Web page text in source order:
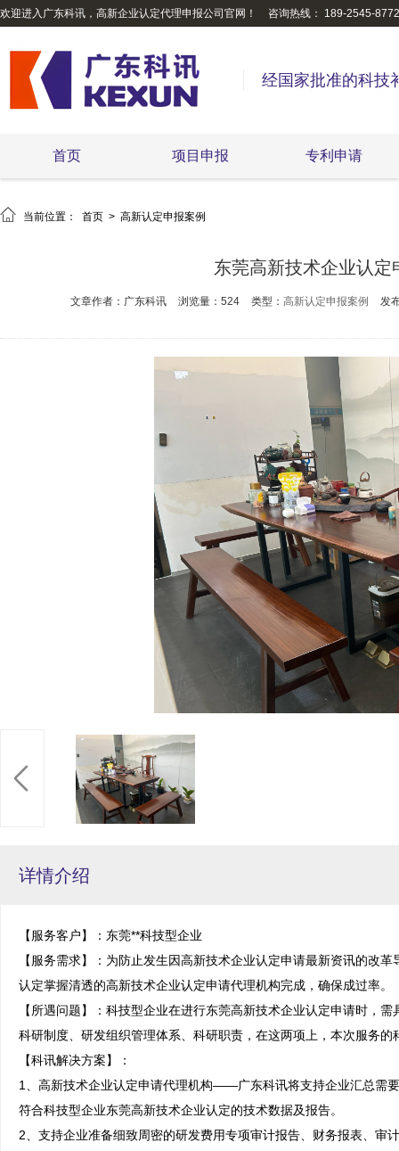
欢迎进入广东科讯，高新企业认定代理申报公司官网！ 咨询热线： 189-2545-8772
经国家批准的科技
首页 项目申报 专利申请
 当前位置： 首页 > 高新认定申报案例
东莞高新技术企业认
文章作者：广东科讯 浏览量：524 类型： 高新认定申报案例 发
详情介绍
【服务客户】：东莞**科技型企业
【服务需求】：为防止发生因高新技术企业认定申请最新资讯的改
认定掌握清透的高新技术企业认定申请代理机构完成，确保成过率。
【所遇问题】：科技型企业在进行东莞高新技术企业认定申请时，
科研制度、研发组织管理体系、科研职责，在这两项上，本次服务的
【科讯解决方案】：
1、高新技术企业认定申请代理机构——广东科讯将支持企业汇总需
符合科技型企业东莞高新技术企业认定的技术数据及报告。
2、支持企业准备细致周密的研发费用专项审计报告、财务报表、审